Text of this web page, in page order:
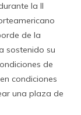
la II
de la
sostenido su
de
condiciones
una plaza de